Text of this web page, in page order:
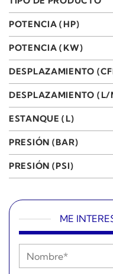
POTENCIA (HP)
POTENCIA (KW)
DESPLAZAMIENTO
DESPLAZAMIENTO (L/
ESTANQUE (L)
PRESIÓN (BAR)
PRESIÓN (PSI)
ME